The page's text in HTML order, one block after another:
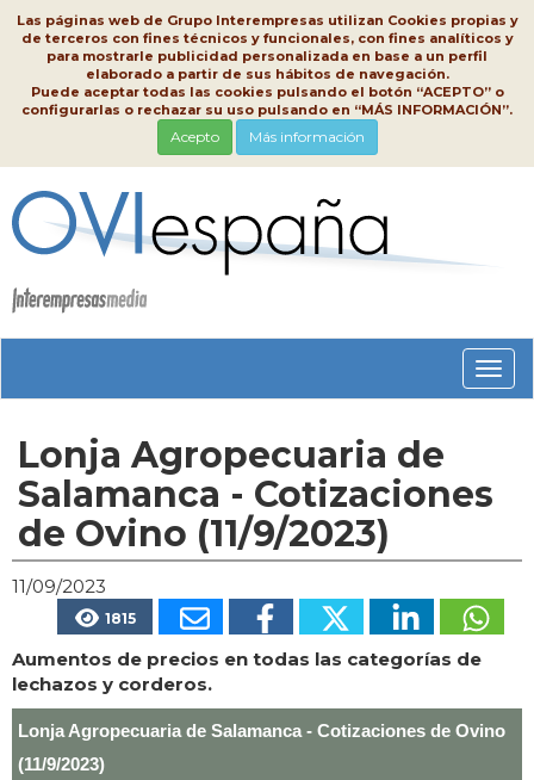
Las páginas web de Grupo Interempresas utilizan Cookies propias y
de terceros con fines técnicos y funcionales, con fines analíticos y
para mostrarle publicidad personalizada en base a un perfil
elaborado a partir de sus hábitos de navegación.
Puede aceptar todas las cookies pulsando el botón “ACEPTO” o
configurarlas o rechazar su uso pulsando en “MÁS INFORMACIÓN”.
Acepto Más información
Lonja Agropecuaria de
Salamanca - Cotizaciones
de Ovino (11/9/2023)
11/09/2023
1815
Aumentos de precios en todas las categorías de
lechazos y corderos.
Lonja Agropecuaria de Salamanca - Cotizaciones de Ovino
(11/9/2023)